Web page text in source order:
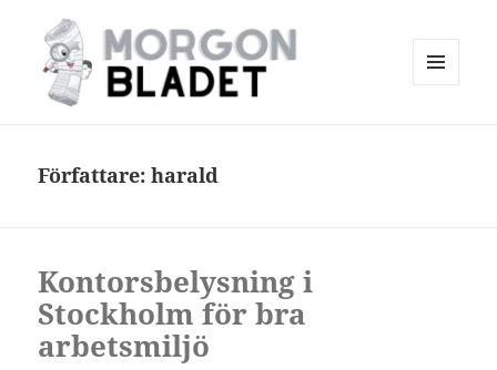
Författare:harald
Kontorsbelysning i
Stockholm för bra
arbetsmiljö